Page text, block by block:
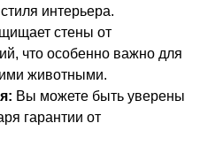
интерьера.
стены от
что особенно важно для
животными.
Вы можете быть уверены
гарантии от